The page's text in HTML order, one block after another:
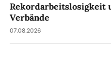
Rekordarbeitslosigkeit
Verbände
07.08.2026